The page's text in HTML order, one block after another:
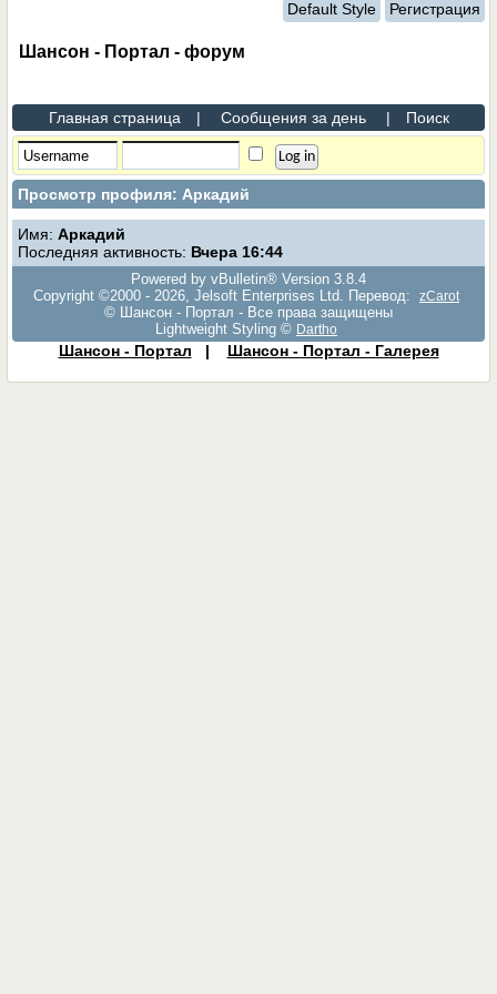
Default Style Регистрация
Шансон - Портал - форум
Главная страница | Сообщения за день | Поиск
Просмотр профиля: Аркадий
Имя:Аркадий
Последняя активность: Вчера 16:44
Powered by vBulletin® Version 3.8.4
Copyright ©2000 - 2026, Jelsoft Enterprises Ltd. Перевод:
zCarot
© Шансон - Портал - Все права защищены
Lightweight Styling © Dartho
Шансон - Портал | Шансон - Портал - Галерея